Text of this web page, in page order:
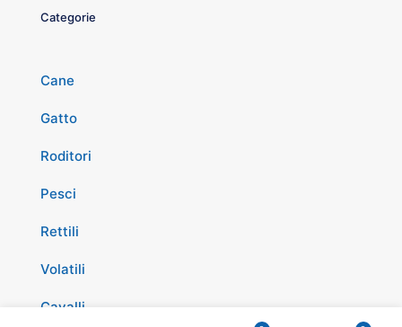
Categorie
Cane
Gatto
Roditori
Pesci
Rettili
Volatili
Cavalli